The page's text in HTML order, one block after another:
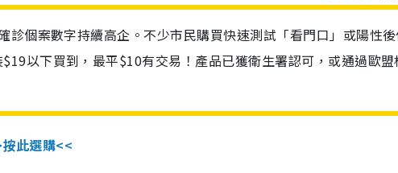
個案數字持續高企。不少市民購買快速測試「看門口」或陽性
以下買到，最平$10有交易！產品已獲衛生署認可，或通過歐盟
此選購<<